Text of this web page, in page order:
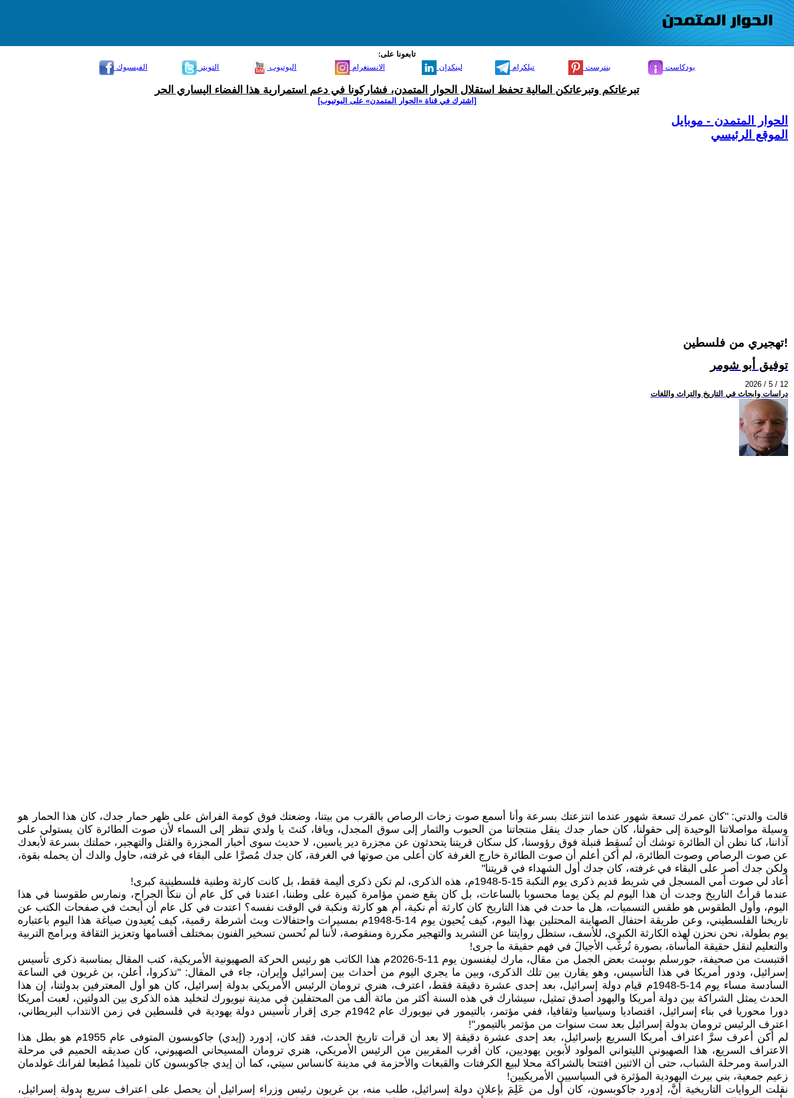
تابعونا على:
الفيسبوك
التويتر اليوتيوب الانستغرام لينكدإن تيلكرام بنترست بودكاست
تبرعاتكم وتبرعاتكن المالية تحفظ استقلال الحوار المتمدن، فشاركونا في دعم استمرارية هذا الفضاء اليساري الحر
[اشترك في قناة ‫«الحوار المتمدن» على اليوتيوب]
الحوار المتمدن - موبايل
الموقع الرئيسي
تهجيري من فلسطين!
توفيق أبو شومر
2026 / 5 / 12
دراسات وابحاث في التاريخ والتراث واللغات
قالت والدتي: "كان عمرك تسعة شهور عندما انتزعتك بسرعة وأنا أسمع صوت زخات الرصاص بالقرب من بيتنا، وضعتك فوق كومة الفراش على ظهر حمار جدك، كان هذا الحمار هو
وسيلة مواصلاتنا الوحيدة إلى حقولنا، كان حمار جدك ينقل منتجاتنا من الحبوب والثمار إلى سوق المجدل، ويافا، كنتَ يا ولدي تنظر إلى السماء لأن صوت الطائرة كان يستولي على
آذاننا، كنا نظن أن الطائرة توشك أن تُسقِط قنبلة فوق رؤوسنا، كل سكان قريتنا يتحدثون عن مجزرة دير ياسين، لا حديث سوى أخبار المجزرة والقتل والتهجير، حملتك بسرعة لأبعدك
عن صوت الرصاص وصوت الطائرة، لم أكن أعلم أن صوت الطائرة خارج الغرفة كان أعلى من صوتها في الغرفة، كان جدك مُصرَّا على البقاء في غرفته، حاول والدك أن يحمله بقوة،
ولكن جدك أصر على البقاء في غرفته، كان جدك أول الشهداء في قريتنا"
أعاد لي صوت أمي المسجل في شريط قديم ذكرى يوم النكبة 15-5-1948م، هذه الذكرى، لم تكن ذكرى أليمة فقط، بل كانت كارثة وطنية فلسطينية كبرى!
عندما قرأتُ التاريخ وجدت أن هذا اليوم لم يكن يوما محسوبا بالساعات، بل كان يقع ضمن مؤامرة كبيرة على وطننا، اعتدنا في كل عام أن ننكأ الجراح، ونمارس طقوسنا في هذا
اليوم، وأول الطقوس هو طقس التسميات، هل ما حدث في هذا التاريخ كان كارثة أم نكبة، أم هو كارثة ونكبة في الوقت نفسه؟ اعتدت في كل عام أن أبحث في صفحات الكتب عن
تاريخنا الفلسطيني، وعن طريقة احتفال الصهاينة المحتلين بهذا اليوم، كيف يُحيون يوم 14-5-1948م بمسيرات واحتفالات وبث أشرطة رقمية، كيف يُعيدون صياغة هذا اليوم باعتباره
يوم بطولة، نحن نحزن لهذه الكارثة الكبرى، للأسف، ستظل روايتنا عن التشريد والتهجير مكررة ومنقوصة، لأننا لم نُحسن تسخير الفنون بمختلف أقسامها وتعزيز الثقافة وبرامج التربية
والتعليم لنقل حقيقة المأساة، بصورة تُرغِّب الأجيالَ في فهم حقيقة ما جرى!
اقتبست من صحيفة، جورسلم بوست بعض الجمل من مقال، مارك ليفنسون يوم 11-5-2026م هذا الكاتب هو رئيس الحركة الصهيونية الأمريكية، كتب المقال بمناسبة ذكرى تأسيس
إسرائيل، ودور أمريكا في هذا التأسيس، وهو يقارن بين تلك الذكرى، وبين ما يجري اليوم من أحداث بين إسرائيل وإيران، جاء في المقال: "تذكروا، أعلن، بن غريون في الساعة
السادسة مساء يوم 14-5-1948م قيام دولة إسرائيل، بعد إحدى عشرة دقيقة فقط، اعترف، هنري ترومان الرئيس الأمريكي بدولة إسرائيل، كان هو أول المعترفين بدولتنا، إن هذا
الحدث يمثل الشراكة بين دولة أمريكا واليهود أصدق تمثيل، سيشارك في هذه السنة أكثر من مائة ألف من المحتفلين في مدينة نيويورك لتخليد هذه الذكرى بين الدولتين، لعبت أمريكا
دورا محوريا في بناء إسرائيل، اقتصاديا وسياسيا وثقافيا، ففي مؤتمر، بالتيمور في نيويورك عام 1942م جرى إقرار تأسيس دولة يهودية في فلسطين في زمن الانتداب البريطاني،
اعترف الرئيس ترومان بدولة إسرائيل بعد ست سنوات من مؤتمر بالتيمور"!
لم أكن أعرف سرَّ اعتراف أمريكا السريع بإسرائيل، بعد إحدى عشرة دقيقة إلا بعد أن قرأت تاريخ الحدث، فقد كان، إدورد (إيدي) جاكوبسون المتوفى عام 1955م هو بطل هذا
الاعتراف السريع، هذا الصهيوني الليتواني المولود لأبوين يهوديين، كان أقرب المقربين من الرئيس الأمريكي، هنري ترومان المسيحاني الصهيوني، كان صديقه الحميم في مرحلة
الدراسة ومرحلة الشباب، حتى أن الاثنين افتتحا بالشراكة محلا لبيع الكرفتات والقبعات والأحزمة في مدينة كانساس سيتي، كما أن إيدي جاكوبسون كان تلميذا مُطيعا لفرانك غولدمان
زعيم جمعية، بني بيرث اليهودية المؤثرة في السياسيين الأمريكيين!
نقلت الروايات التاريخية أنَّ، إدورد جاكوبسون، كان أول من عَلِمَ بإعلان دولة إسرائيل، طلب منه، بن غريون رئيس وزراء إسرائيل أن يحصل على اعتراف سريع بدولة إسرائيل،